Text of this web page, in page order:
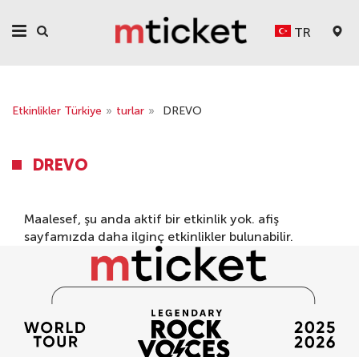
TR
Etkinlikler Türkiye » turlar » DREVO
DREVO
Maalesef, şu anda aktif bir etkinlik yok. afiş
sayfamızda daha ilginç etkinlikler bulunabilir.